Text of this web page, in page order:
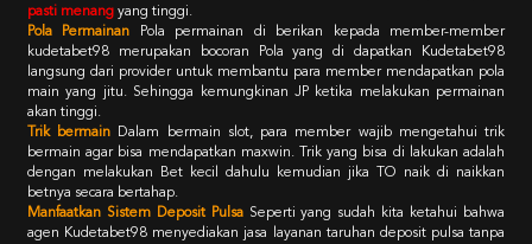
pasti menang yang tinggi.
Pola Permainan
Pola permainan di berikan kepada member-member
kudetabet98 merupakan bocoran Pola yang di dapatkan Kudetabet98
langsung dari provider untuk membantu para member mendapatkan pola
main yang jitu. Sehingga kemungkinan JP ketika melakukan permainan
akan tinggi.
Trik bermain
Dalam bermain slot, para member wajib mengetahui trik
bermain agar bisa mendapatkan maxwin. Trik yang bisa di lakukan adalah
dengan melakukan Bet kecil dahulu kemudian jika TO naik di naikkan
betnya secara bertahap.
Manfaatkan Sistem Deposit Pulsa Seperti yang sudah kita ketahui bahwa
agen Kudetabet98 menyediakan jasa layanan taruhan deposit pulsa tanpa